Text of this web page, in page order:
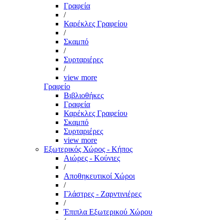
Γραφεία
/
Καρέκλες Γραφείου
/
Σκαμπό
/
Συρταριέρες
/
view more
Γραφείο
Βιβλιοθήκες
Γραφεία
Καρέκλες Γραφείου
Σκαμπό
Συρταριέρες
view more
Εξωτερικός Χώρος - Κήπος
Αιώρες - Κούνιες
/
Αποθηκευτικοί Χώροι
/
Γλάστρες - Ζαρντινιέρες
/
Έπιπλα Εξωτερικού Χώρου